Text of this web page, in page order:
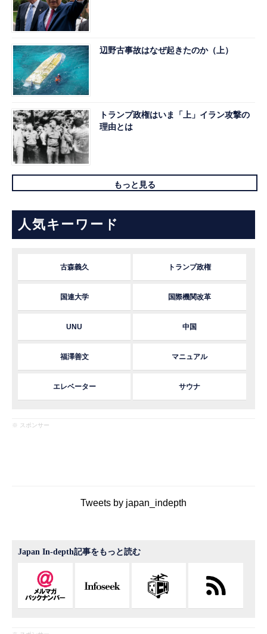
辺野古事故はなぜ起きたのか（上）
トランプ政権はいま「上」イラン攻撃の
理由とは
もっと見る
人気キーワード
古森義久 トランプ政権
国連大学 国際機関改革
UNU 中国
福澤善文 マニュアル
エレベーター サウナ
※ スポンサー
Tweets by japan_indepth
Japan In-depth記事をもっと読む